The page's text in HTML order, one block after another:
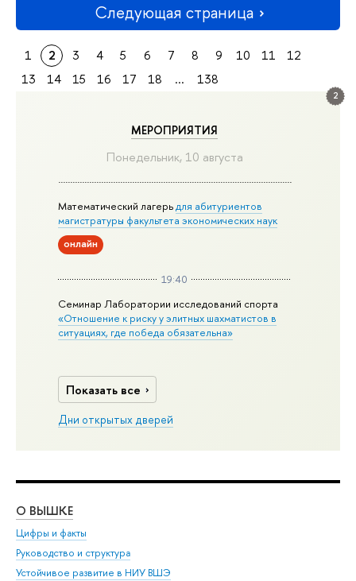
2
МЕРОПРИЯТИЯ
Понедельник, 10 августа
Математический лагерьдля абитуриентов
магистратуры факультета экономических наук
онлайн
19:40
Семинар Лаборатории исследований спорта
«Отношение к риску у элитных шахматистов в
ситуациях, где победа обязательна»
Показать все
Дни открытых дверей
Следующая страница
1 2 3 4 5 6 7 8 9 10 11
12
13
14 15 16 17 18 ... 138
О ВЫШКЕ
Цифры и факты
Руководство и структура
Устойчивое развитие в НИУ ВШЭ